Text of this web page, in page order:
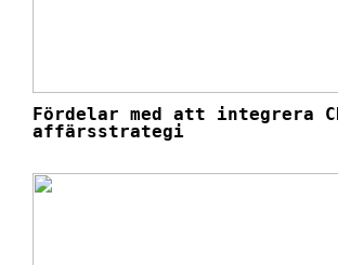
Fördelar med att integrera
affärsstrategi